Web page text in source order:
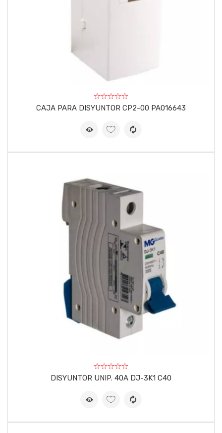
CAJA PARA DISYUNTOR CP2-00 PA016643
DISYUNTOR UNIP. 40A DJ-3K1 C40